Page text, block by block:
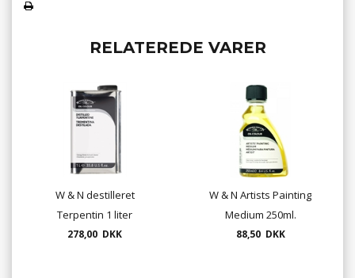
RELATEREDE VARER
W & N destilleret
Terpentin 1 liter
278,00 DKK
W & N Artists Painting
Medium 250ml.
88,50 DKK